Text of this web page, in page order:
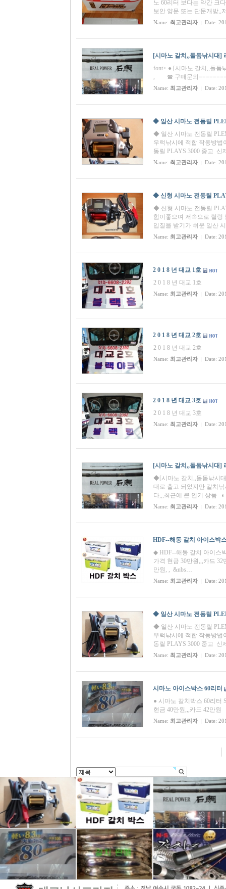
노 60리터 보다는 약간 크
보안 양문 또는 단문개방,,
Name: 최고관리자 Date:
[시마노 갈치,,돌돔낚시대]
font> ● [시마노 갈치,,돌돔
, ☎ 구매문의
Name: 최고관리자 Date:
◆ 일산 시마노 전동릴
◆ 일산 시마노 전동릴
우럭낚시에 적합 작동방
동릴 PLAYS 3000 중고
Name: 최고관리자 Date:
◆ 신형 시마노 전동릴
◆ 신형 시마노 전동릴
힘이좋으며 저속으로 릴링
입질을 받기가 쉬운 일산
Name: 최고관리자 Date:
2 0 1 8 년 대교 1호
2 0 1 8 년 대교 1호
Name: 최고관리자 Date:
2 0 1 8 년 대교 2호
2 0 1 8 년 대교 2호
Name: 최고관리자 Date:
2 0 1 8 년 대교 3호
2 0 1 8 년 대교 3호
Name: 최고관리자 Date:
[시마노 갈치,,돌돔낚시대]
◆[시마노 갈치,,돌돔낚시
대로 출고 되었지만 갈치
다,,,최근에 큰 인기 상품
Name: 최고관리자 Date:
HDF--해동 갈치 아이스박
◆ HDF--해동 갈치 아이스
가격 현금 30만원,,,카드
만원, , &nbs…
Name: 최고관리자 Date:
◆ 일산 시마노 전동릴
◆ 일산 시마노 전동릴
우럭낚시에 적합 작동방
동릴 PLAYS 3000 중고
Name: 최고관리자 Date:
시마노 아이스박스 60리터
● 시마노 갈치박스 60리터
현금 40만원,,,카드 42만원
Name: 최고관리자 Date: